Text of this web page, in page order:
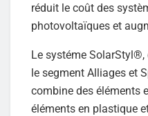
réduit le coût des
photovoltaïques et
Le systéme
le segment Alliages et
combine des éléments
éléments en plastique